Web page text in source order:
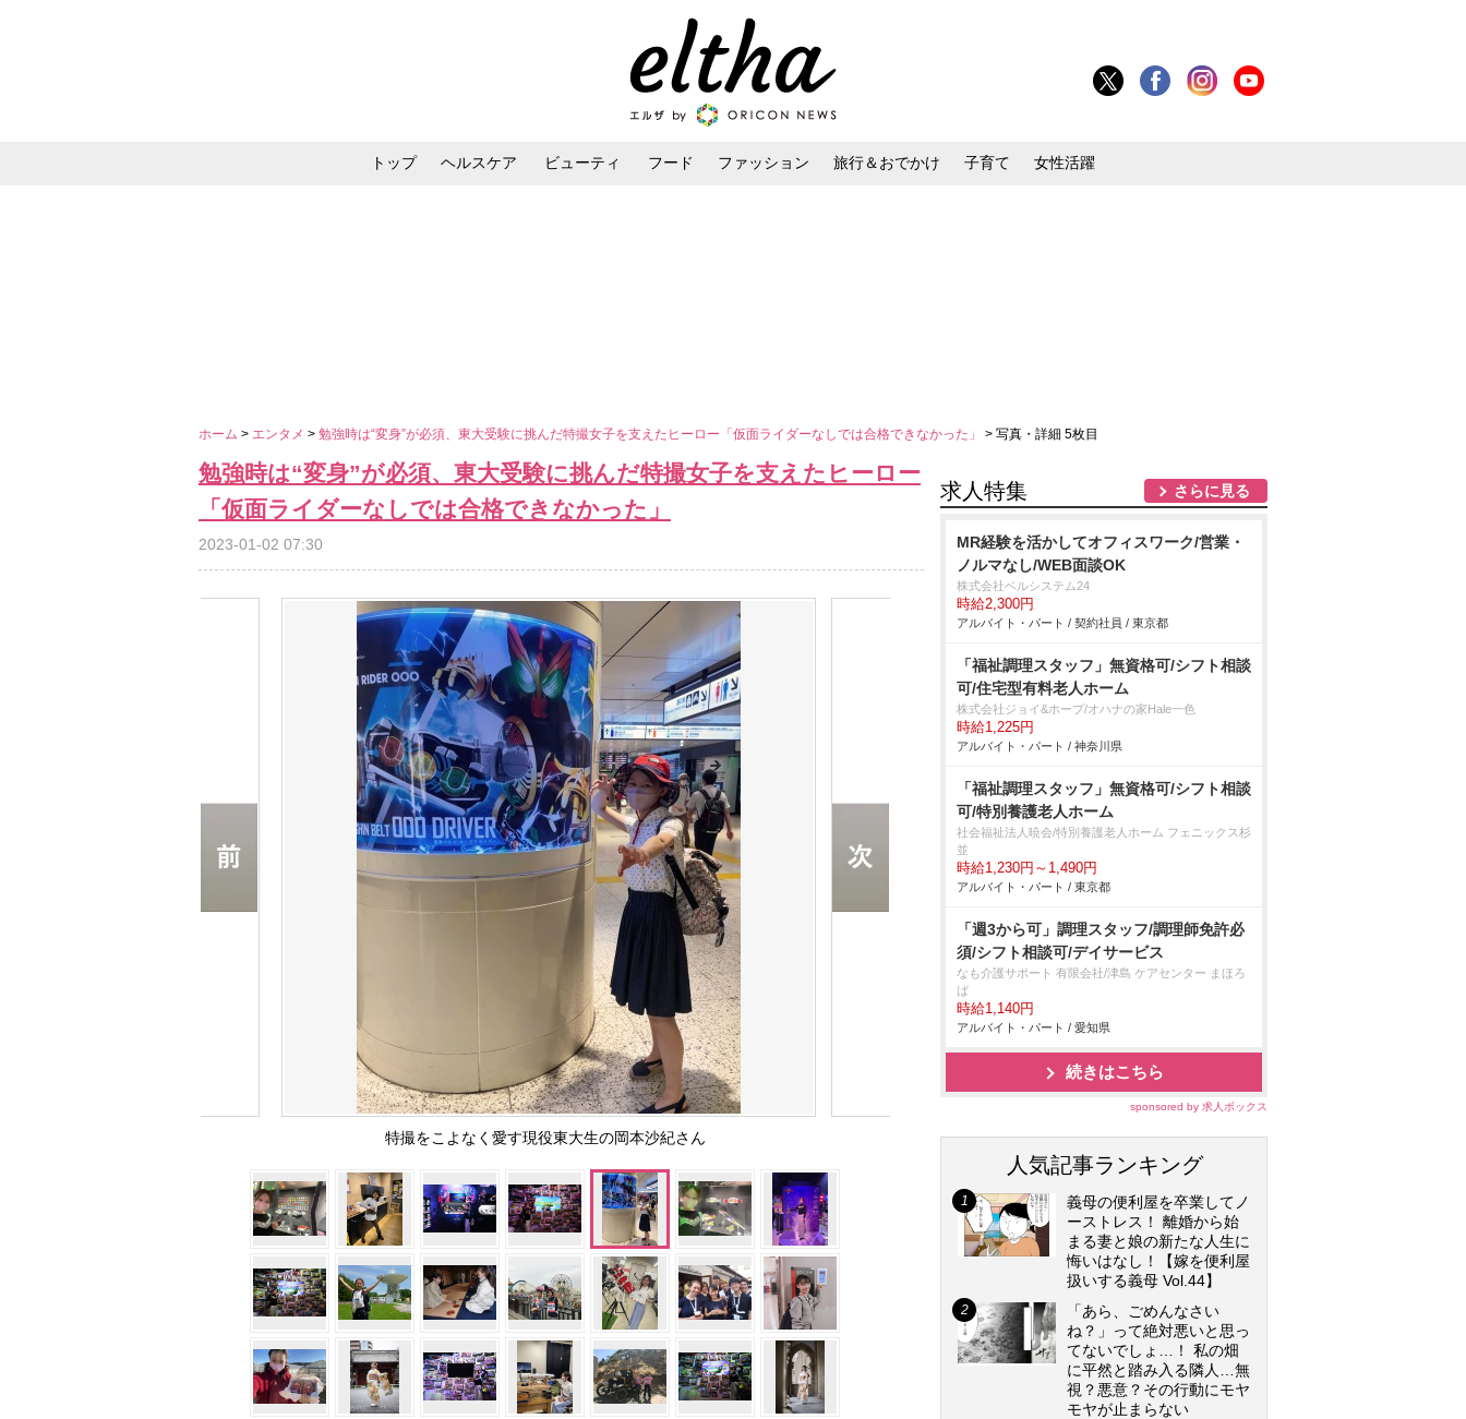
トップ ヘルスケア ビューティ フード ファッション 旅行＆おでかけ 子育て 女性活躍
ホーム > エンタメ > 勉強時は“変身”が必須、東大受験に挑んだ特撮女子を支えたヒーロー「仮面ライダーなしでは合格できなかった」 > 写真・詳細 5枚目
勉強時は“変身”が必須、東大受験に挑んだ特撮女子を支えたヒーロー
「仮面ライダーなしでは合格できなかった」
2023-01-02 07:30
特撮をこよなく愛す現役東大生の岡本沙紀さん
求人特集 さらに見る
MR経験を活かしてオフィスワーク/営業・
ノルマなし/WEB面談OK
株式会社ベルシステム24
時給2,300円
アルバイト・パート / 契約社員 / 東京都
「福祉調理スタッフ」無資格可/シフト相談
可/住宅型有料老人ホーム
株式会社ジョイ&ホープ/オハナの家Hale一色
時給1,225円
アルバイト・パート / 神奈川県
「福祉調理スタッフ」無資格可/シフト相談
可/特別養護老人ホーム
社会福祉法人暁会/特別養護老人ホーム フェニックス杉
並
時給1,230円～1,490円
アルバイト・パート / 東京都
「週3から可」調理スタッフ/調理師免許必
須/シフト相談可/デイサービス
なも介護サポート 有限会社/津島 ケアセンター まほろ
ば
時給1,140円
アルバイト・パート / 愛知県
続きはこちら
sponsored by 求人ボックス
人気記事ランキング
義母の便利屋を卒業してノ
ーストレス！ 離婚から始
まる妻と娘の新たな人生に
悔いはなし！【嫁を便利屋
扱いする義母 Vol.44】
「あら、ごめんなさい
ね？」って絶対悪いと思っ
てないでしょ…！ 私の畑
に平然と踏み入る隣人…無
視？悪意？その行動にモヤ
モヤが止まらない